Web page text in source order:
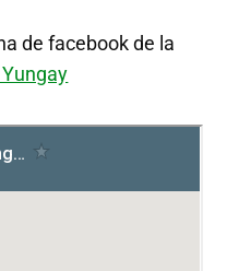
de facebook de la